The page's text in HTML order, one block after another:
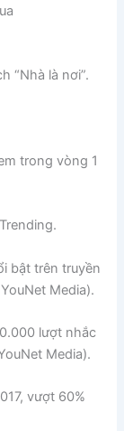
“Nhà là nơi”.
trong vòng 1
bật trên truyền
Media).
lượt nhắc
Media).
vượt 60%